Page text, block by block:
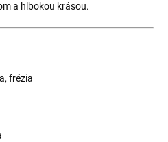
a hlbokou krásou.
frézia